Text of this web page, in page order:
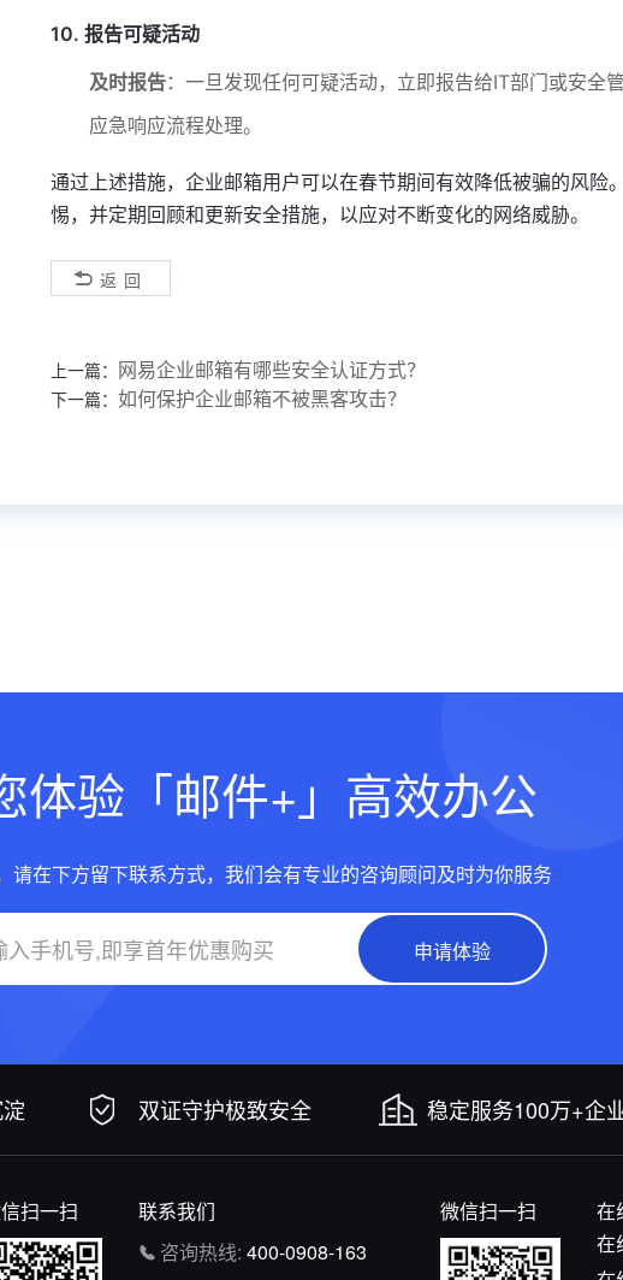
10. 报告可疑活动
及时报告：一旦发现任何可疑活动，立即报告给IT部门或安全
应急响应流程处理。
通过上述措施，企业邮箱用户可以在春节期间有效降低被骗的风险
惕，并定期回顾和更新安全措施，以应对不断变化的网络威胁。
返回
上一篇： 网易企业邮箱有哪些安全认证方式？
下一篇： 如何保护企业邮箱不被黑客攻击？
体验「邮件+」高效办公
请在下方留下联系方式，我们会有专业的咨询顾问及时为你服务
申请体验
双证守护极致安全 稳定服务100万+企
扫一扫
联系我们
咨询热线: 400-0908-163
微信扫一扫
在
在